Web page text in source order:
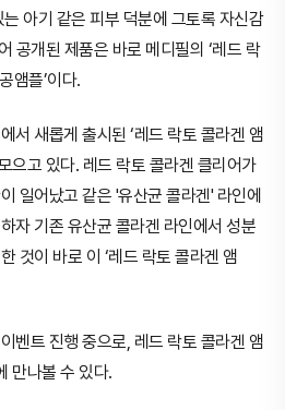
아기 같은 피부 덕분에 그토록 자신감
공개된 제품은 바로 메디필의 ‘레드 락
앰플’이다.
서 새롭게 출시된 ‘레드 락토 콜라겐 앰
으고 있다. 레드 락토 콜라겐 클리어가
일어났고 같은 '유산균 콜라겐' 라인에
자 기존 유산균 콜라겐 라인에서 성분
것이 바로 이 ‘레드 락토 콜라겐 앰
벤트 진행 중으로, 레드 락토 콜라겐 앰
만나볼 수 있다.